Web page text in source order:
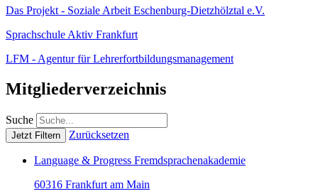
Das Projekt - Soziale Arbeit Eschenburg-Dietzhölztal e.V.
Sprachschule Aktiv Frankfurt
LFM - Agentur für Lehrerfortbildungsmanagement
Mitgliederverzeichnis
Suche
Zurücksetzen
Language & Progress Fremdsprachenakademie
60316 Frankfurt am Main